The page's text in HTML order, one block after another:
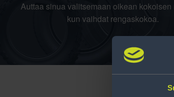
Auttaa sinua valitsemaan oikean kokoisen
kun vaihdat rengaskokoa.